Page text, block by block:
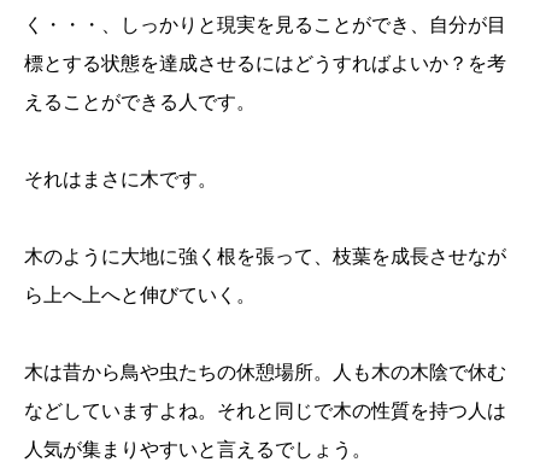
く・・・、しっかりと現実を見ることができ、自分が目
標とする状態を達成させるにはどうすればよいか？を考
えることができる人です。
それはまさに木です。
木のように大地に強く根を張って、枝葉を成長させなが
ら上へ上へと伸びていく。
木は昔から鳥や虫たちの休憩場所。人も木の木陰で休む
などしていますよね。それと同じで木の性質を持つ人は
人気が集まりやすいと言えるでしょう。